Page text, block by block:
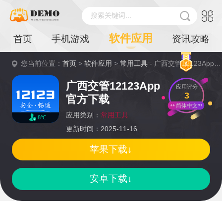
搜索关键词...
首页 手机游戏 软件应用 资讯攻略
您当前位置：首页 >软件应用 >常用工具 - 广西交管12123App官方下载详情
8℃
广西交管12123App
官方下载
应用类别： 常用工具
更新时间：2025-11-16
应用评分
3
简体中文
安卓下载↓
苹果下载↓